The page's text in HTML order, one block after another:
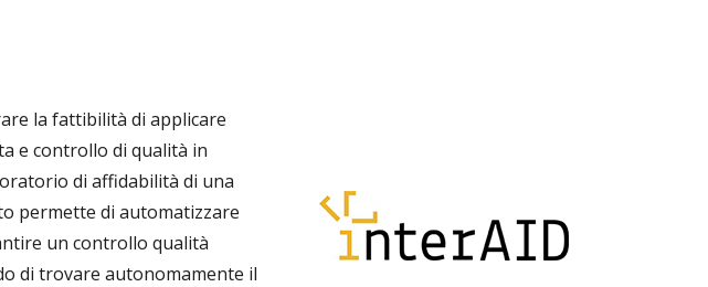
la fattibilità di applicare
e controllo di qualità in
di affidabilità di una
permette di automatizzare
un controllo qualità
di trovare autonomamente il